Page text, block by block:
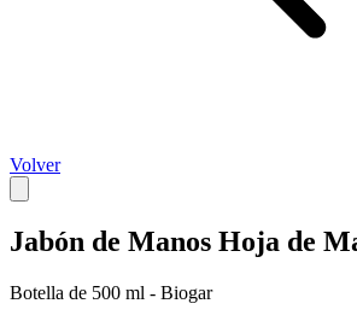
Volver
Jabón de Manos Hoja de
Botella de 500 ml - Biogar